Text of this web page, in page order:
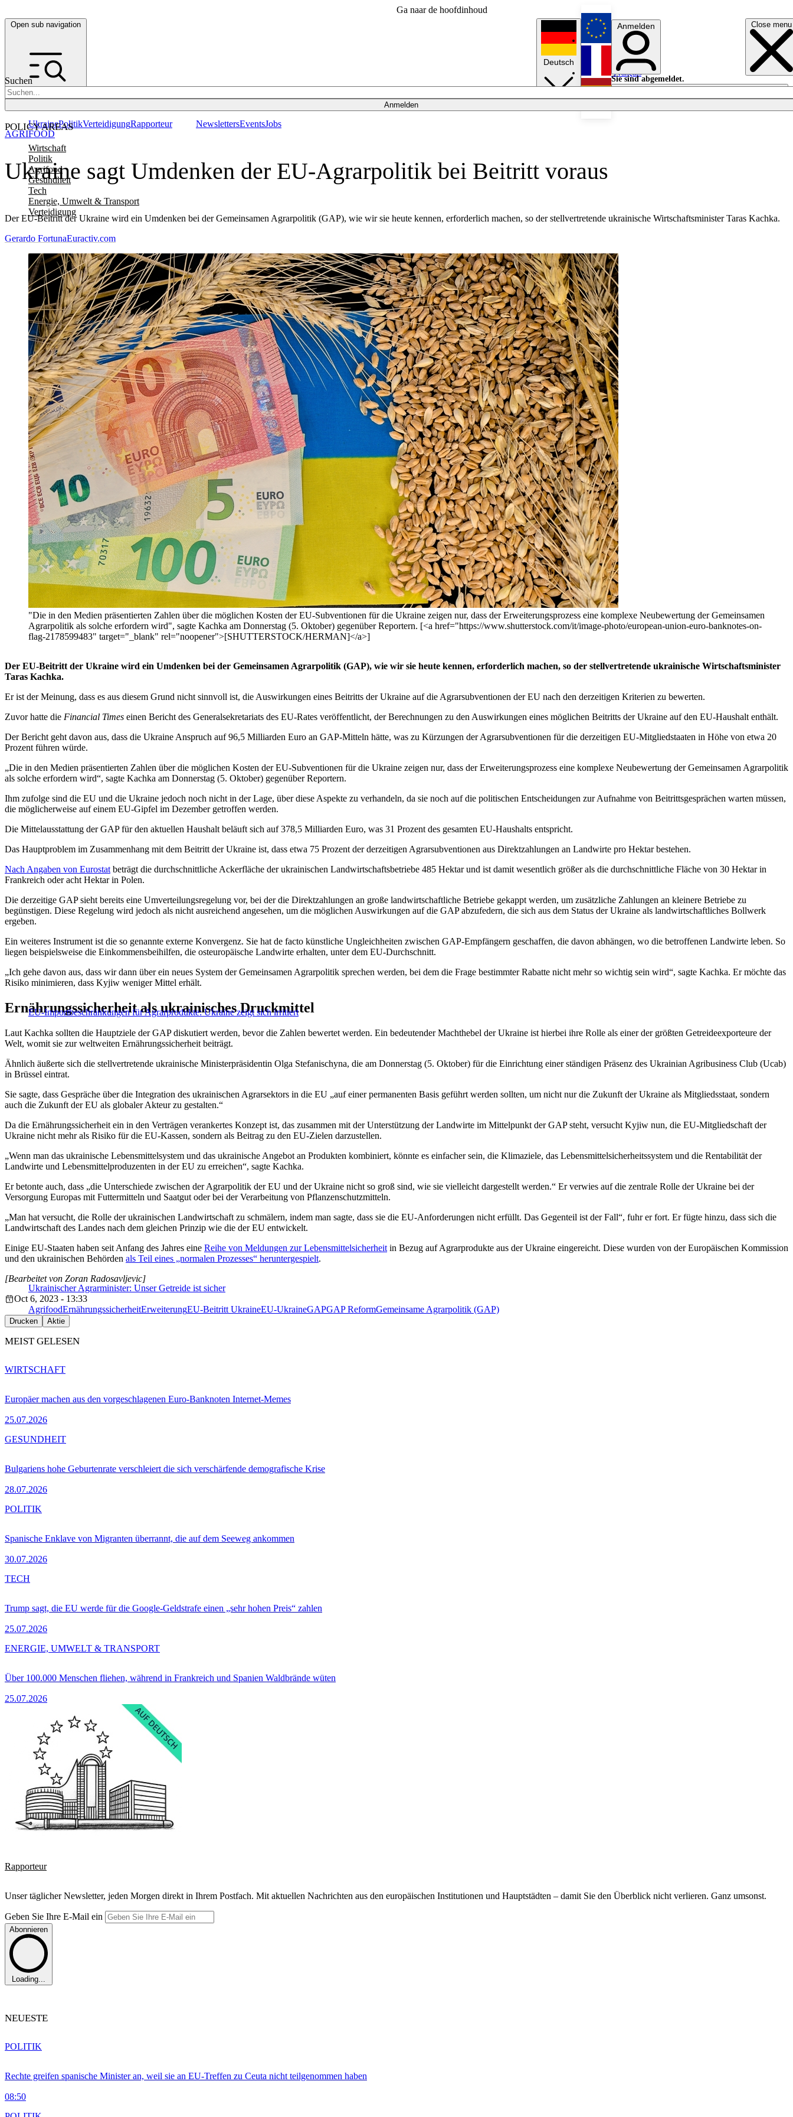
Ga naar de hoofdinhoud
Open sub navigation Close menu
Suchen
Anmelden
POLICY AREAS
Wirtschaft
Politik
Agrifood
Gesundheit
Tech
Energie, Umwelt & Transport
Verteidigung
UkrainePolitikVerteidigungRapporteur NewslettersEventsJobs
Deutsch
English
Français
Anmelden
Sie sind abgemeldet.
Anmelden
Licht aus
Ukraine sagt Umdenken der EU-Agrarpolitik bei Beitritt voraus
Der EU-Beitritt der Ukraine wird ein Umdenken bei der Gemeinsamen Agrarpolitik (GAP), wie wir sie heute kennen, erforderlich machen, so der stellvertretende ukrainische Wirtschaftsminister Taras Kachka.
AGRIFOOD
Gerardo FortunaEuractiv.com
"Die in den Medien präsentierten Zahlen über die möglichen Kosten der EU-Subventionen für die Ukraine zeigen nur, dass der Erweiterungsprozess eine komplexe Neubewertung der Gemeinsamen
Agrarpolitik als solche erfordern wird", sagte Kachka am Donnerstag (5. Oktober) gegenüber Reportern. [<a href="https://www.shutterstock.com/it/image-photo/european-union-euro-banknotes-on-
flag-2178599483" target="_blank" rel="noopener">[SHUTTERSTOCK/HERMAN]</a>]
Der EU-Beitritt der Ukraine wird ein Umdenken bei der Gemeinsamen Agrarpolitik (GAP), wie wir sie heute kennen, erforderlich machen, so der stellvertretende ukrainische Wirtschaftsminister
Taras Kachka.
Er ist der Meinung, dass es aus diesem Grund nicht sinnvoll ist, die Auswirkungen eines Beitritts der Ukraine auf die Agrarsubventionen der EU nach den derzeitigen Kriterien zu bewerten.
Zuvor hatte die Financial Times einen Bericht des Generalsekretariats des EU-Rates veröffentlicht, der Berechnungen zu den Auswirkungen eines möglichen Beitritts der Ukraine auf den EU-Haushalt enthält.
Der Bericht geht davon aus, dass die Ukraine Anspruch auf 96,5 Milliarden Euro an GAP-Mitteln hätte, was zu Kürzungen der Agrarsubventionen für die derzeitigen EU-Mitgliedstaaten in Höhe von etwa 20
Prozent führen würde.
„Die in den Medien präsentierten Zahlen über die möglichen Kosten der EU-Subventionen für die Ukraine zeigen nur, dass der Erweiterungsprozess eine komplexe Neubewertung der Gemeinsamen Agrarpolitik
als solche erfordern wird“, sagte Kachka am Donnerstag (5. Oktober) gegenüber Reportern.
Ihm zufolge sind die EU und die Ukraine jedoch noch nicht in der Lage, über diese Aspekte zu verhandeln, da sie noch auf die politischen Entscheidungen zur Aufnahme von Beitrittsgesprächen warten müssen,
die möglicherweise auf einem EU-Gipfel im Dezember getroffen werden.
Die Mittelausstattung der GAP für den aktuellen Haushalt beläuft sich auf 378,5 Milliarden Euro, was 31 Prozent des gesamten EU-Haushalts entspricht.
Das Hauptproblem im Zusammenhang mit dem Beitritt der Ukraine ist, dass etwa 75 Prozent der derzeitigen Agrarsubventionen aus Direktzahlungen an Landwirte pro Hektar bestehen.
Nach Angaben von Eurostat beträgt die durchschnittliche Ackerfläche der ukrainischen Landwirtschaftsbetriebe 485 Hektar und ist damit wesentlich größer als die durchschnittliche Fläche von 30 Hektar in
Frankreich oder acht Hektar in Polen.
Die derzeitige GAP sieht bereits eine Umverteilungsregelung vor, bei der die Direktzahlungen an große landwirtschaftliche Betriebe gekappt werden, um zusätzliche Zahlungen an kleinere Betriebe zu
begünstigen. Diese Regelung wird jedoch als nicht ausreichend angesehen, um die möglichen Auswirkungen auf die GAP abzufedern, die sich aus dem Status der Ukraine als landwirtschaftliches Bollwerk
ergeben.
Ein weiteres Instrument ist die so genannte externe Konvergenz. Sie hat de facto künstliche Ungleichheiten zwischen GAP-Empfängern geschaffen, die davon abhängen, wo die betroffenen Landwirte leben. So
liegen beispielsweise die Einkommensbeihilfen, die osteuropäische Landwirte erhalten, unter dem EU-Durchschnitt.
„Ich gehe davon aus, dass wir dann über ein neues System der Gemeinsamen Agrarpolitik sprechen werden, bei dem die Frage bestimmter Rabatte nicht mehr so wichtig sein wird“, sagte Kachka. Er möchte das
Risiko minimieren, dass Kyjiw weniger Mittel erhält.
EU-Importbeschränkungen für Agrarprodukte: Ukraine zeigt sich irritiert
Ernährungssicherheit als ukrainisches Druckmittel
Laut Kachka sollten die Hauptziele der GAP diskutiert werden, bevor die Zahlen bewertet werden. Ein bedeutender Machthebel der Ukraine ist hierbei ihre Rolle als einer der größten Getreideexporteure der
Welt, womit sie zur weltweiten Ernährungssicherheit beiträgt.
Ähnlich äußerte sich die stellvertretende ukrainische Ministerpräsidentin Olga Stefanischyna, die am Donnerstag (5. Oktober) für die Einrichtung einer ständigen Präsenz des Ukrainian Agribusiness Club (Ucab)
in Brüssel eintrat.
Sie sagte, dass Gespräche über die Integration des ukrainischen Agrarsektors in die EU „auf einer permanenten Basis geführt werden sollten, um nicht nur die Zukunft der Ukraine als Mitgliedsstaat, sondern
auch die Zukunft der EU als globaler Akteur zu gestalten.“
Da die Ernährungssicherheit ein in den Verträgen verankertes Konzept ist, das zusammen mit der Unterstützung der Landwirte im Mittelpunkt der GAP steht, versucht Kyjiw nun, die EU-Mitgliedschaft der
Ukraine nicht mehr als Risiko für die EU-Kassen, sondern als Beitrag zu den EU-Zielen darzustellen.
„Wenn man das ukrainische Lebensmittelsystem und das ukrainische Angebot an Produkten kombiniert, könnte es einfacher sein, die Klimaziele, das Lebensmittelsicherheitssystem und die Rentabilität der
Landwirte und Lebensmittelproduzenten in der EU zu erreichen“, sagte Kachka.
Er betonte auch, dass „die Unterschiede zwischen der Agrarpolitik der EU und der Ukraine nicht so groß sind, wie sie vielleicht dargestellt werden.“ Er verwies auf die zentrale Rolle der Ukraine bei der
Versorgung Europas mit Futtermitteln und Saatgut oder bei der Verarbeitung von Pflanzenschutzmitteln.
„Man hat versucht, die Rolle der ukrainischen Landwirtschaft zu schmälern, indem man sagte, dass sie die EU-Anforderungen nicht erfüllt. Das Gegenteil ist der Fall“, fuhr er fort. Er fügte hinzu, dass sich die
Landwirtschaft des Landes nach dem gleichen Prinzip wie die der EU entwickelt.
Einige EU-Staaten haben seit Anfang des Jahres eine Reihe von Meldungen zur Lebensmittelsicherheit in Bezug auf Agrarprodukte aus der Ukraine eingereicht. Diese wurden von der Europäischen Kommission
und den ukrainischen Behörden als Teil eines „normalen Prozesses“ heruntergespielt.
Ukrainischer Agrarminister: Unser Getreide ist sicher
[Bearbeitet von Zoran Radosavljevic]
Oct 6, 2023 - 13:33
AgrifoodErnährungssicherheitErweiterungEU-Beitritt UkraineEU-UkraineGAPGAP ReformGemeinsame Agrarpolitik (GAP)
Drucken Aktie
MEIST GELESEN
Europäer machen aus den vorgeschlagenen Euro-Banknoten Internet-Memes
25.07.2026
WIRTSCHAFT
Bulgariens hohe Geburtenrate verschleiert die sich verschärfende demografische Krise
28.07.2026
GESUNDHEIT
Spanische Enklave von Migranten überrannt, die auf dem Seeweg ankommen
30.07.2026
POLITIK
Trump sagt, die EU werde für die Google-Geldstrafe einen „sehr hohen Preis“ zahlen
25.07.2026
TECH
Über 100.000 Menschen fliehen, während in Frankreich und Spanien Waldbrände wüten
25.07.2026
ENERGIE, UMWELT & TRANSPORT
Rapporteur
Unser täglicher Newsletter, jeden Morgen direkt in Ihrem Postfach. Mit aktuellen Nachrichten aus den europäischen Institutionen und Hauptstädten – damit Sie den Überblick nicht verlieren. Ganz umsonst.
Geben Sie Ihre E-Mail ein
Abonnieren
Loading...
NEUESTE
Rechte greifen spanische Minister an, weil sie an EU-Treffen zu Ceuta nicht teilgenommen haben
08:50
POLITIK